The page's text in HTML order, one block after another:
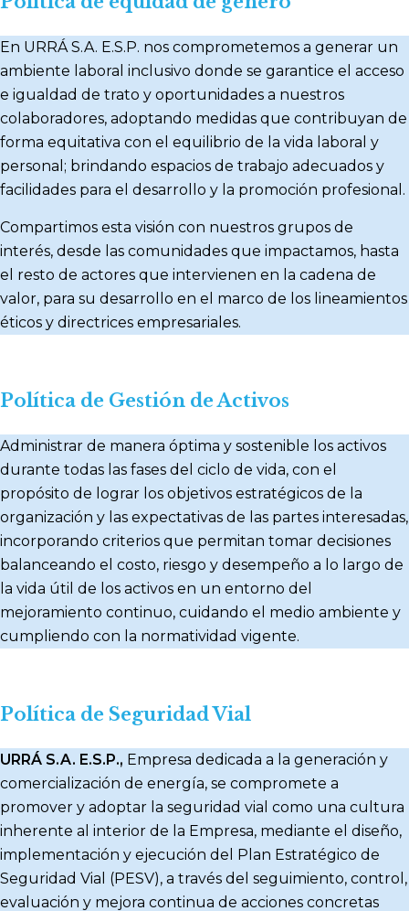
En URRÁ S.A. E.S.P. nos comprometemos a generar un
ambiente laboral inclusivo donde se garantice el acceso
e igualdad de trato y oportunidades a nuestros
colaboradores, adoptando medidas que contribuyan de
forma equitativa con el equilibrio de la vida laboral y
personal; brindando espacios de trabajo adecuados y
facilidades para el desarrollo y la promoción profesional.
Compartimos esta visión con nuestros grupos de
interés, desde las comunidades que impactamos, hasta
el resto de actores que intervienen en la cadena de
valor, para su desarrollo en el marco de los lineamientos
éticos y directrices empresariales.
Política de Gestión de Activos
Administrar de manera óptima y sostenible los activos
durante todas las fases del ciclo de vida, con el
propósito de lograr los objetivos estratégicos de la
organización y las expectativas de las partes interesadas,
incorporando criterios que permitan tomar decisiones
balanceando el costo, riesgo y desempeño a lo largo de
la vida útil de los activos en un entorno del
mejoramiento continuo, cuidando el medio ambiente y
cumpliendo con la normatividad vigente.
Política de Seguridad Vial
URRÁ S.A. E.S.P., Empresa dedicada a la generación y
comercialización de energía, se compromete a
promover y adoptar la seguridad vial como una cultura
inherente al interior de la Empresa, mediante el diseño,
implementación y ejecución del Plan Estratégico de
Seguridad Vial (PESV), a través del seguimiento, control,
evaluación y mejora continua de acciones concretas